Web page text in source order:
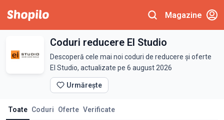
Magazine
Coduri reducere El Studio
Descoperă cele mai noi coduri de reducere și oferte
El Studio, actualizate pe 6 august 2026
Urmărește
Toate Coduri Oferte Verificate